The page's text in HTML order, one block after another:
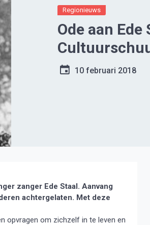
Regionieuws
Ode aan Ede
10 februari 2018
zanger Ede Staal. Aanvang
achtergelaten. Met deze
opvragen om zichzelf in te leven en